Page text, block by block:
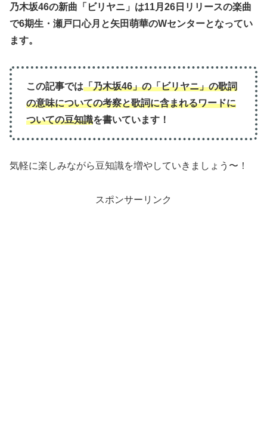
乃木坂46の新曲「ビリヤニ」は11月26日リリースの楽曲
で6期生・瀬戸口心月と矢田萌華のWセンターとなってい
ます。
この記事では「乃木坂46」の「ビリヤニ」の歌詞
の意味についての考察と歌詞に含まれるワードに
ついての豆知識を書いています！
気軽に楽しみながら豆知識を増やしていきましょう〜！
スポンサーリンク